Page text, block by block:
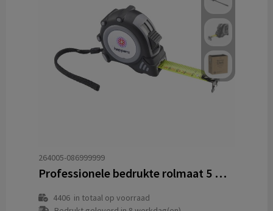
264005-086999999
Professionele bedrukte rolmaat 5 meter gerecycled ABS
4406in totaal op voorraad